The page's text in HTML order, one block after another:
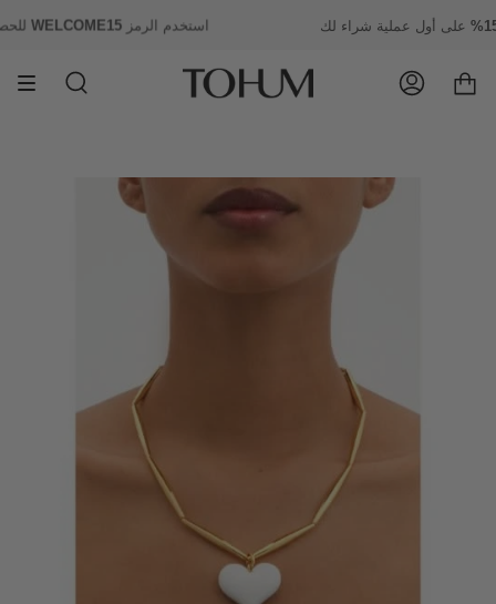
إلى
استخدم الرمزWELCOME15 على أول عملية شراء لك
يبحث حساب